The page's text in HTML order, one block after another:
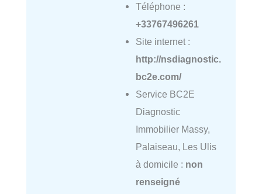
Téléphone :
+33767496261
Site internet :
http://nsdiagnostic.
bc2e.com/
Service BC2E
Diagnostic
Immobilier Massy,
Palaiseau, Les Ulis
à domicile : non
renseigné